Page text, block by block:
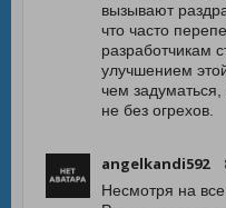
вызывают
что часто
разработчикам
улучшением
чем
не без огрехов.
angelkandi592
Несмотря на